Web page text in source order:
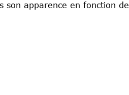
son apparence en fonction de